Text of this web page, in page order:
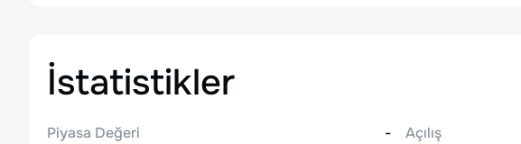
İstatistikler
Piyasa Değeri
-
Açılış